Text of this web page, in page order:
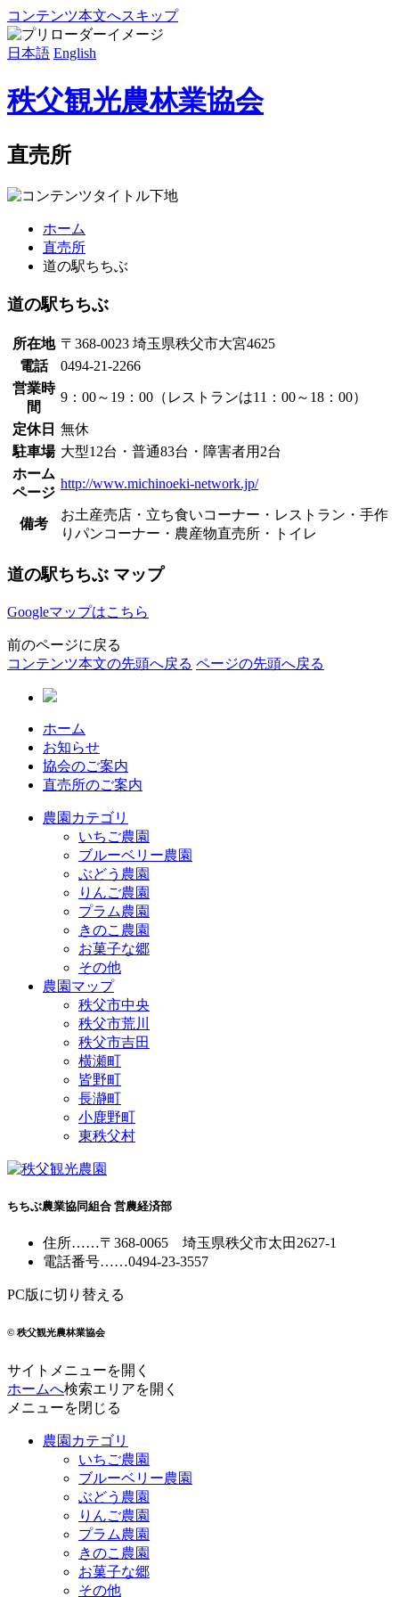
コンテンツ本文へスキップ
日本語 English
秩父観光農林業協会
直売所
ホーム
直売所
道の駅ちちぶ
道の駅ちちぶ
所在地 〒368-0023 埼玉県秩父市大宮4625
電話
0494-21-2266
営業時
間
9：00～19：00（レストランは11：00～18：00）
定休日 無休
駐車場 大型12台・普通83台・障害者用2台
ホーム
ページ
http://www.michinoeki-network.jp/
備考
お土産売店・立ち食いコーナー・レストラン・手作
りパンコーナー・農産物直売所・トイレ
道の駅ちちぶ マップ
Googleマップはこちら
前のページに戻る
コンテンツ本文の先頭へ戻る ページの先頭へ戻る
ホーム
お知らせ
協会のご案内
直売所のご案内
農園カテゴリ
いちご農園
ブルーベリー農園
ぶどう農園
りんご農園
プラム農園
きのこ農園
お菓子な郷
その他
農園マップ
秩父市中央
秩父市荒川
秩父市吉田
横瀬町
皆野町
長瀞町
小鹿野町
東秩父村
ちちぶ農業協同組合 営農経済部
住所……〒368-0065 埼玉県秩父市太田2627-1
電話番号……0494-23-3557
PC版に切り替える
© 秩父観光農林業協会
サイトメニューを開く
ホームへ検索エリアを開く
メニューを閉じる
農園カテゴリ
いちご農園
ブルーベリー農園
ぶどう農園
りんご農園
プラム農園
きのこ農園
お菓子な郷
その他